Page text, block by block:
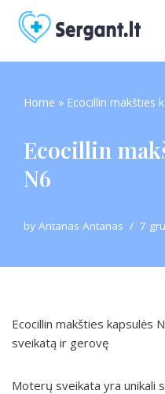
Skip
to
Home » Ecocillin makšties
Ecocillin
N6
by Antanas Antanas 7
Ecocillin makšties kapsulės
sveikatą ir gerovę
Moterų sveikata yra unikali